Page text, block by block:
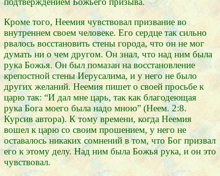
Кроме того, Неемия чувствовал призвание во
внутреннем своем человеке. Его сердце так сильно
рвалось восстановить стены города, что он не мог
думать ни о чем другом. Он знал, что над ним была
рука Божья. Он был помазан на восстановление
крепостной стены Иерусалима, и у него не было
других желаний. Неемия пишет о своей просьбе к
царю так: “И дал мне царь, так как благодеющая
рука Бога моего была надо мною” (Неем. 2:8.
Курсив автора). К тому времени, когда Неемия
вошел к царю со своим прошением, у него не
оставалось никаких сомнений в том, что Бог призвал
его к этому делу. Над ним была Божья рука, и он это
чувствовал.